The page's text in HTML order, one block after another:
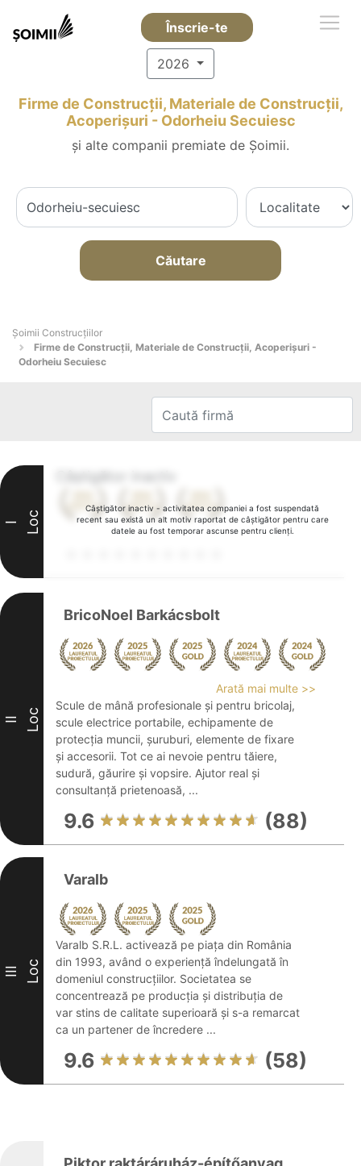
Înscrie-te
2026
Firme de Construcții, Materiale de Construcții,
Acoperișuri - Odorheiu Secuiesc
și alte companii premiate de Șoimii.
Căutare
Șoimii Construcțiilor
Firme de Construcții, Materiale de Construcții, Acoperișuri -
Odorheiu Secuiesc
Câștigător inactiv - activitatea companiei a fost suspendată
recent sau există un alt motiv raportat de câștigător pentru care
datele au fost temporar ascunse pentru clienți.
I Loc
II Loc
BricoNoel Barkácsbolt
Arată mai multe >>
Scule de mână profesionale și pentru bricolaj,
scule electrice portabile, echipamente de
protecția muncii, șuruburi, elemente de fixare
și accesorii. Tot ce ai nevoie pentru tăiere,
sudură, găurire și vopsire. Ajutor real și
consultanță prietenoasă, ...
9.6 (88)
III Loc
Varalb
Varalb S.R.L. activează pe piața din România
din 1993, având o experiență îndelungată în
domeniul construcțiilor. Societatea se
concentrează pe producția și distribuția de
var stins de calitate superioară și s-a remarcat
ca un partener de încredere ...
9.6 (58)